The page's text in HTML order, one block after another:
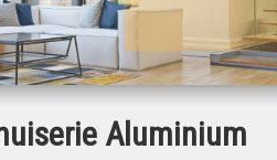
Aluminium